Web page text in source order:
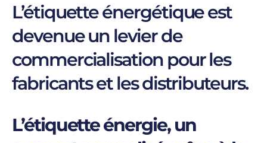
L’étiquette énergétique est
devenue un levier de
commercialisation pour les
fabricants et les distributeurs.
L’étiquette énergie, un